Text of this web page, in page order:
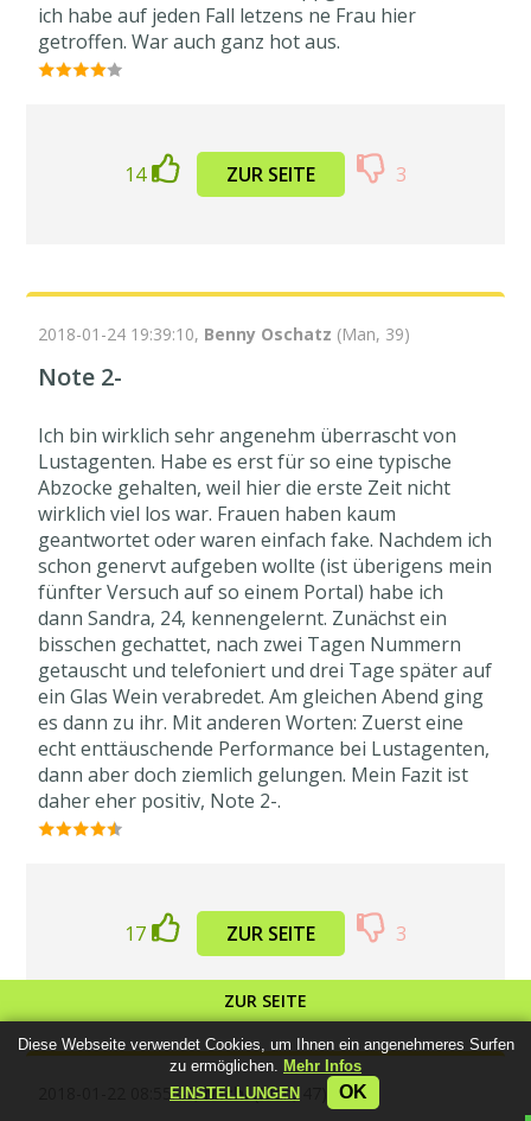
ZUR SEITE
ich habe auf jeden Fall letzens ne Frau hier
getroffen. War auch ganz hot aus.
14 ZUR SEITE 3
2018-01-24 19:39:10, Benny Oschatz (Man, 39)
Note 2-
Ich bin wirklich sehr angenehm überrascht von
Lustagenten. Habe es erst für so eine typische
Abzocke gehalten, weil hier die erste Zeit nicht
wirklich viel los war. Frauen haben kaum
geantwortet oder waren einfach fake. Nachdem ich
schon genervt aufgeben wollte (ist überigens mein
fünfter Versuch auf so einem Portal) habe ich
dann Sandra, 24, kennengelernt. Zunächst ein
bisschen gechattet, nach zwei Tagen Nummern
getauscht und telefoniert und drei Tage später auf
ein Glas Wein verabredet. Am gleichen Abend ging
es dann zu ihr. Mit anderen Worten: Zuerst eine
echt enttäuschende Performance bei Lustagenten,
dann aber doch ziemlich gelungen. Mein Fazit ist
daher eher positiv, Note 2-.
17 ZUR SEITE 3
2018-01-22 08:55:47,Michi(Man, 47)
Diese Webseite verwendet Cookies, um Ihnen ein angenehmeres Surfen
zu ermöglichen. Mehr Infos
EINSTELLUNGEN
OK